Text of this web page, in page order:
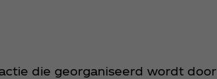
actie die georganiseerd wordt door